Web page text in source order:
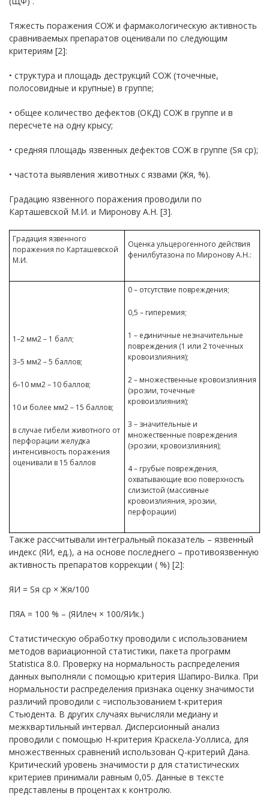
Тяжесть поражения СОЖ и фармакологическую активность
сравниваемых препаратов оценивали по следующим
критериям [2]:
• структура и площадь деструкций СОЖ (точечные,
полосовидные и крупные) в группе;
• общее количество дефектов (ОКД) СОЖ в группе и в
пересчете на одну крысу;
• средняя площадь язвенных дефектов СОЖ в группе (Sя ср);
• частота выявления животных с язвами (Жя, %).
Градацию язвенного поражения проводили по
Карташевской М.И. и Миронову А.Н. [3].
Градация язвенного
поражения по Карташевской
М.И.
Оценка ульцерогенного действия
фенилбутазона по Миронову А.Н.:
1–2 мм2 – 1 балл;
3–5 мм2 – 5 баллов;
6–10 мм2 – 10 баллов;
10 и более мм2 – 15 баллов;
в случае гибели животного от
перфорации желудка
интенсивность поражения
оценивали в 15 баллов
0 – отсутствие повреждения;
0,5 – гиперемия;
1 – единичные незначительные
повреждения (1 или 2 точечных
кровоизлияния);
2 – множественные кровоизлияния
(эрозии, точечные
кровоизлияния);
3 – значительные и
множественные повреждения
(эрозии, кровоизлияния);
4 – грубые повреждения,
охватывающие всю поверхность
слизистой (массивные
кровоизлияния, эрозии,
перфорации)
Также рассчитывали интегральный показатель – язвенный
индекс (ЯИ, ед.), а на основе последнего – противоязвенную
активность препаратов коррекции ( %) [2]:
ЯИ = Sя ср × Жя/100
ПЯА = 100 % – (ЯИлеч × 100/ЯИк.)
Статистическую обработку проводили с использованием
методов вариационной статистики, пакета программ
Statistica 8.0. Проверку на нормальность распределения
данных выполняли с помощью критерия Шапиро-Вилка. При
нормальности распределения признака оценку значимости
различий проводили с =использованием t-критерия
Стьюдента. В других случаях вычисляли медиану и
межквартильный интервал. Дисперсионный анализ
проводили с помощью Н-критерия Краскела-Уоллиса, для
множественных сравнений использован Q-критерий Дана.
Критический уровень значимости р для статистических
критериев принимали равным 0,05. Данные в тексте
представлены в процентах к контролю.